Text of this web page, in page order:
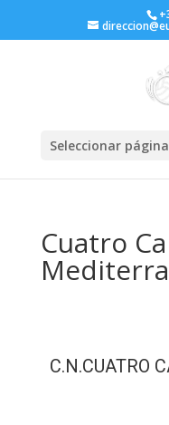
Seleccionar página
Cuatro
C.N.CUATRO